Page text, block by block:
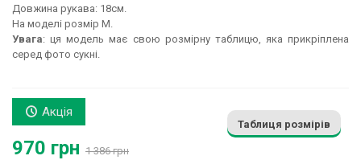
Довжина рукава: 18см.
На моделі розмір М.
Увага: ця модель має свою розмірну таблицю, яка прикріплена
серед фото сукні.
Акція
970 грн 1 386 грн
Таблиця розмірів